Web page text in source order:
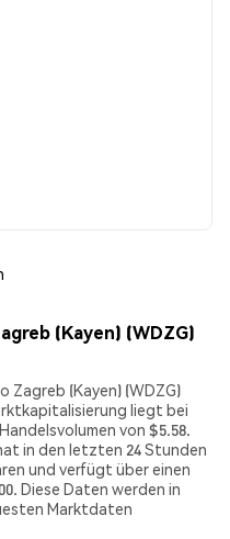
(Kayen) (WDZG)
Zagreb (Kayen) (WDZG)
liegt bei
von $5.58.
in den letzten 24 Stunden
und verfügt über einen
Diese Daten werden in
Marktdaten